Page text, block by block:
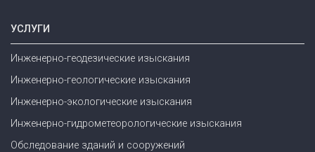
УСЛУГИ
Инженерно-геодезические изыскания
Инженерно-геологические изыскания
Инженерно-экологические изыскания
Инженерно-гидрометеорологические изыскания
Обследование зданий и сооружений